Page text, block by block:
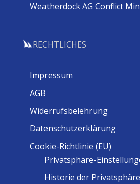
Weatherdock AG Conflict
RECHTLICHES
Impressum
AGB
Widerrufsbelehrung
Datenschutzerklärung
Cookie-Richtlinie (EU)
Privatsphäre-
Historie der